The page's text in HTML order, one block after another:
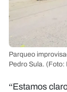
Parqueo
Pedro Sula. (Foto:
“Estamos